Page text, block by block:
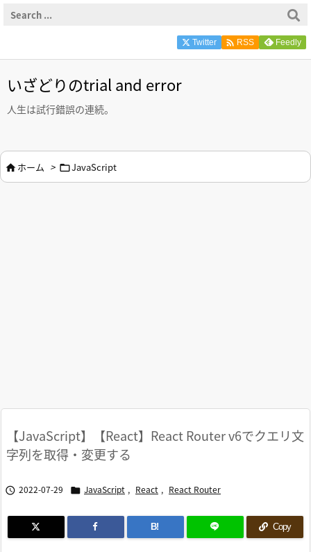
Twitter  RSS Feedly
いざどりのtrial and error
人生は試行錯誤の連続。
ホーム > JavaScript
【JavaScript】【React】React Router v6でクエリ文
字列を取得・変更する
 2022-07-29  JavaScript , React , React Router
B! Copy